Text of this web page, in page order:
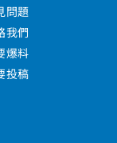
問題
我們
爆料
投稿